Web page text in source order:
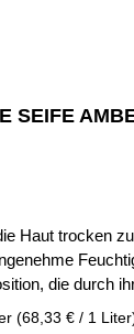
SEIFE
Haut trocken
die
(68,33 € / 1